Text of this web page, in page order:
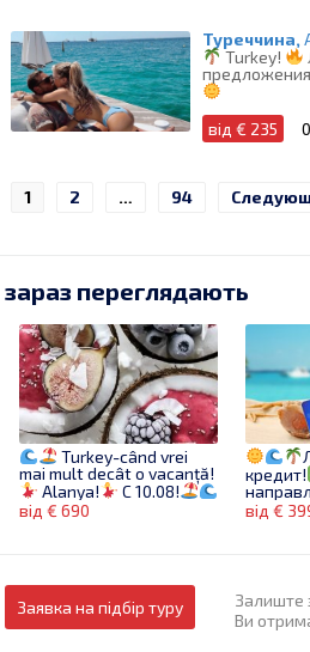
Туреччина,
Turkey!
від € 235
1 2 … 94
зараз переглядають
Turkey-când vrei
mai mult decât o vacanță!
Alanya!
C 10.08!
від € 690
кредит!
сейчас!
від €
Заявка на підбір туру
Залиште
Ви